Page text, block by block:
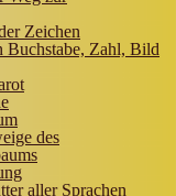
Zeichen
Buchstabe, Zahl, Bild
des
aller Sprachen